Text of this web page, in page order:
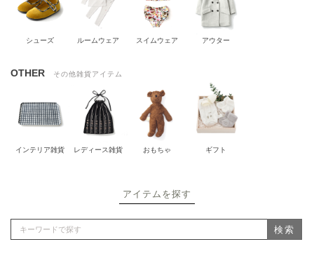
シューズ ルームウェア スイムウェア アウター
OTHER その他雑貨アイテム
インテリア雑貨 レディース雑貨 おもちゃ ギフト
アイテムを探す
検索